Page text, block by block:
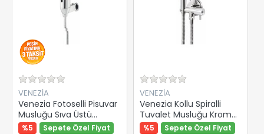
VENEZİA
Venezia Fotoselli Pisuvar
Musluğu Sıva Üstü
5013005
%5 Sepete Özel Fiyat
VENEZİA
Venezia Kollu Spiralli
Tuvalet Musluğu Krom
Elcikli 5097548
%5 Sepete Özel Fiyat